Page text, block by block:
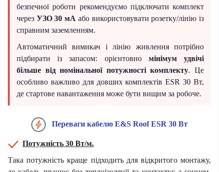
безпечної роботи рекомендуємо підключати комплект
через УЗО 30 мА або використовувати розетку/лінію із
справним заземленням.
Автоматичний вимикач і лінію живлення потрібно
підбирати із запасом: орієнтовно мінімум удвічі
більше від номінальної потужності комплекту. Це
особливо важливо для довших комплектів ESR 30 Вт,
де стартове навантаження може бути вищим за робоче.
Переваги кабелю E&S Roof ESR 30 Вт
Потужність 30 Вт/м.
Така потужність краще підходить для відкритого монтажу,